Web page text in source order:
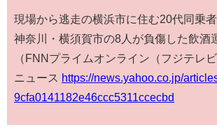
現場から逃走の横浜市に住む20代同乗
神奈川・横須賀市の8人が負傷した飲酒
（FNNプライムオンライン（フジテレ
ニュース https://news.yahoo.co.jp/
9cfa0141182e46ccc5311ccecbd